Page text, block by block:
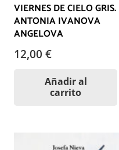
VIERNES DE CIELO GRIS.
ANTONIA IVANOVA
ANGELOVA
12,00 €
Añadir al
carrito